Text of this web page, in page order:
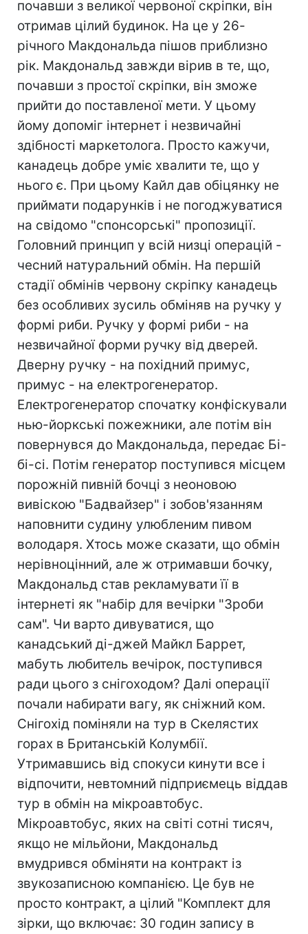
почавши з великої червоної скріпки, він
отримав цілий будинок. На це у 26-
річного Макдональда пішов приблизно
рік. Макдональд завжди вірив в те, що,
почавши з простої скріпки, він зможе
прийти до поставленої мети. У цьому
йому допоміг інтернет і незвичайні
здібності маркетолога. Просто кажучи,
канадець добре уміє хвалити те, що у
нього є. При цьому Кайл дав обіцянку не
приймати подарунків і не погоджуватися
на свідомо "спонсорські" пропозиції.
Головний принцип у всій низці операцій -
чесний натуральний обмін. На першій
стадії обмінів червону скріпку канадець
без особливих зусиль обміняв на ручку у
формі риби. Ручку у формі риби - на
незвичайної форми ручку від дверей.
Дверну ручку - на похідний примус,
примус - на електрогенератор.
Електрогенератор спочатку конфіскували
нью-йоркські пожежники, але потім він
повернувся до Макдональда, передає Бі-
бі-сі. Потім генератор поступився місцем
порожній пивній бочці з неоновою
вивіскою "Бадвайзер" і зобов'язанням
наповнити судину улюбленим пивом
володаря. Хтось може сказати, що обмін
нерівноцінний, але ж отримавши бочку,
Макдональд став рекламувати її в
інтернеті як "набір для вечірки "Зроби
сам". Чи варто дивуватися, що
канадський ді-джей Майкл Баррет,
мабуть любитель вечірок, поступився
ради цього з снігоходом? Далі операції
почали набирати вагу, як сніжний ком.
Снігохід поміняли на тур в Скелястих
горах в Британській Колумбії.
Утримавшись від спокуси кинути все і
відпочити, невтомний підприємець віддав
тур в обмін на мікроавтобус.
Мікроавтобус, яких на світі сотні тисяч,
якщо не мільйони, Макдональд
вмудрився обміняти на контракт із
звукозаписною компанією. Це був не
просто контракт, а цілий "Комплект для
зірки, що включає: 30 годин запису в